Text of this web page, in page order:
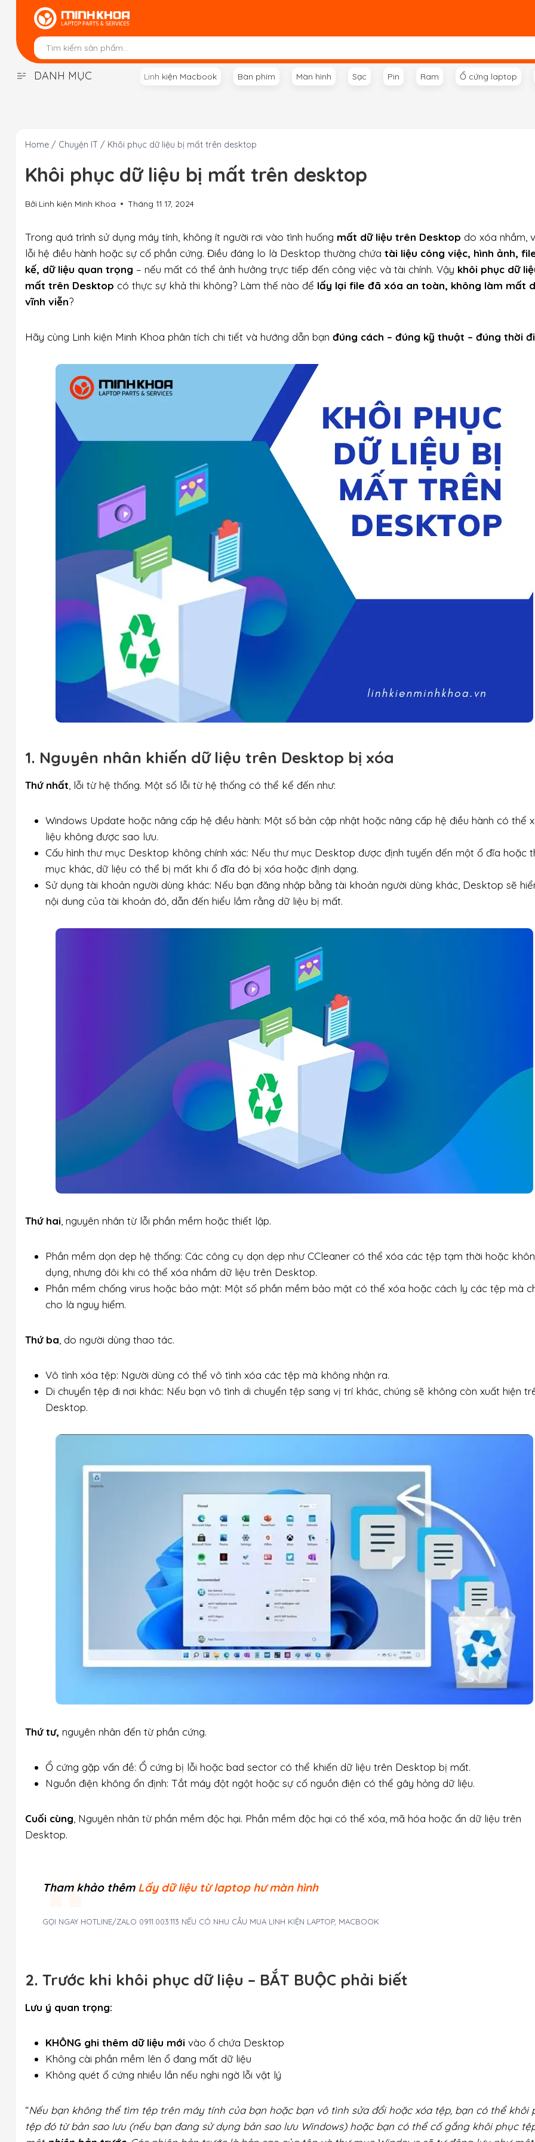
content
Linh kiện Macbook Bàn phím Màn hình Sạc Pin Ram Ổ cứng laptop
DANH MỤC
Home / Chuyện IT / Khôi phục dữ liệu bị mất trên desktop
Khôi phục dữ liệu bị mất trên desktop
Bởi Linh kiện Minh Khoa Tháng 11 17, 2024
Trong quá trình sử dụng máy tính, không ít người rơi vào tình huống mất dữ liệu trên Desktop do xóa nhầm,
lỗi hệ điều hành hoặc sự cố phần cứng. Điều đáng lo là Desktop thường chứa tài liệu công việc, hình ảnh,
kế, dữ liệu quan trọng – nếu mất có thể ảnh hưởng trực tiếp đến công việc và tài chính. Vậy khôi phục dữ
mất trên Desktop có thực sự khả thi không? Làm thế nào để lấy lại file đã xóa an toàn, không làm mất
vĩnh viễn?
Hãy cùng Linh kiện Minh Khoa phân tích chi tiết và hướng dẫn bạn đúng cách – đúng kỹ thuật – đúng thời
1. Nguyên nhân khiến dữ liệu trên Desktop bị xóa
Thứ nhất , lỗi từ hệ thống. Một số lỗi từ hệ thống có thể kể đến như:
Windows Update hoặc nâng cấp hệ điều hành: Một số bản cập nhật hoặc nâng cấp hệ điều hành có thể
liệu không được sao lưu.
Cấu hình thư mục Desktop không chính xác: Nếu thư mục Desktop được định tuyến đến một ổ đĩa hoặc
mục khác, dữ liệu có thể bị mất khi ổ đĩa đó bị xóa hoặc định dạng.
Sử dụng tài khoản người dùng khác: Nếu bạn đăng nhập bằng tài khoản người dùng khác, Desktop sẽ
nội dung của tài khoản đó, dẫn đến hiểu lầm rằng dữ liệu bị mất.
Thứ hai , nguyên nhân từ lỗi phần mềm hoặc thiết lập.
Phần mềm dọn dẹp hệ thống: Các công cụ dọn dẹp như CCleaner có thể xóa các tệp tạm thời hoặc
dụng, nhưng đôi khi có thể xóa nhầm dữ liệu trên Desktop.
Phần mềm chống virus hoặc bảo mật: Một số phần mềm bảo mật có thể xóa hoặc cách ly các tệp mà
cho là nguy hiểm.
Thứ ba , do người dùng thao tác.
Vô tình xóa tệp: Người dùng có thể vô tình xóa các tệp mà không nhận ra.
Di chuyển tệp đi nơi khác: Nếu bạn vô tình di chuyển tệp sang vị trí khác, chúng sẽ không còn xuất hiện
Desktop.
Thứ tư, nguyên nhân đến từ phần cứng.
Ổ cứng gặp vấn đề: Ổ cứng bị lỗi hoặc bad sector có thể khiến dữ liệu trên Desktop bị mất.
Nguồn điện không ổn định: Tắt máy đột ngột hoặc sự cố nguồn điện có thể gây hỏng dữ liệu.
Cuối cùng , Nguyên nhân từ phần mềm độc hại. Phần mềm độc hại có thể xóa, mã hóa hoặc ẩn dữ liệu trên
Desktop.
Tham khảo thêm Lấy dữ liệu từ laptop hư màn hình
GỌI NGAY HOTLINE/ZALO 0911.003.113 NẾU CÓ NHU CẦU MUA LINH KIỆN LAPTOP, MACBOOK
2. Trước khi khôi phục dữ liệu – BẮT BUỘC phải biết
Lưu ý quan trọng:
KHÔNG ghi thêm dữ liệu mới vào ổ chứa Desktop
Không cài phần mềm lên ổ đang mất dữ liệu
Không quét ổ cứng nhiều lần nếu nghi ngờ lỗi vật lý
“Nếu bạn không thể tìm tệp trên máy tính của bạn hoặc bạn vô tình sửa đổi hoặc xóa tệp, bạn có thể khôi
tệp đó từ bản sao lưu (nếu bạn đang sử dụng bản sao lưu Windows) hoặc bạn có thể cố gắng khôi phục